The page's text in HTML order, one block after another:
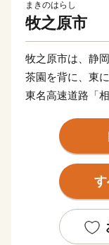
まきのはらし
牧之原市
牧之原市は、静
茶園を背に、東
東名高速道路「
つ市です。
牧之原市には、
がらサンビーチ
チに連日大勢の
ファーたちが集